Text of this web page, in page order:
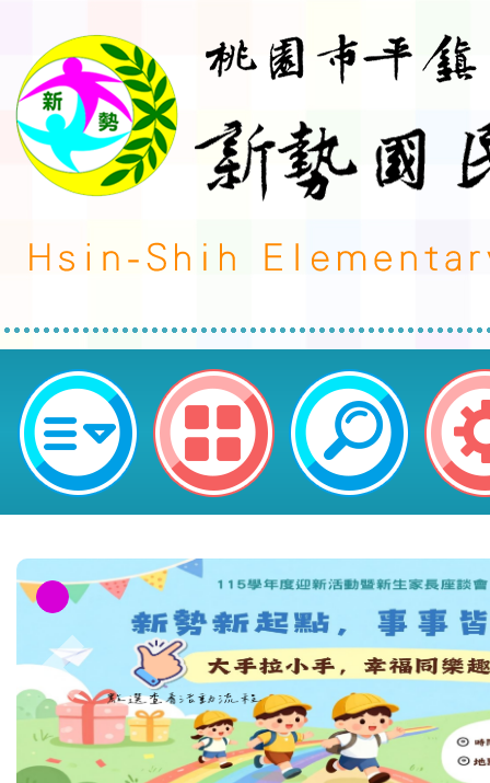
榮譽事蹟:藝文競賽-發布單位:幼兒